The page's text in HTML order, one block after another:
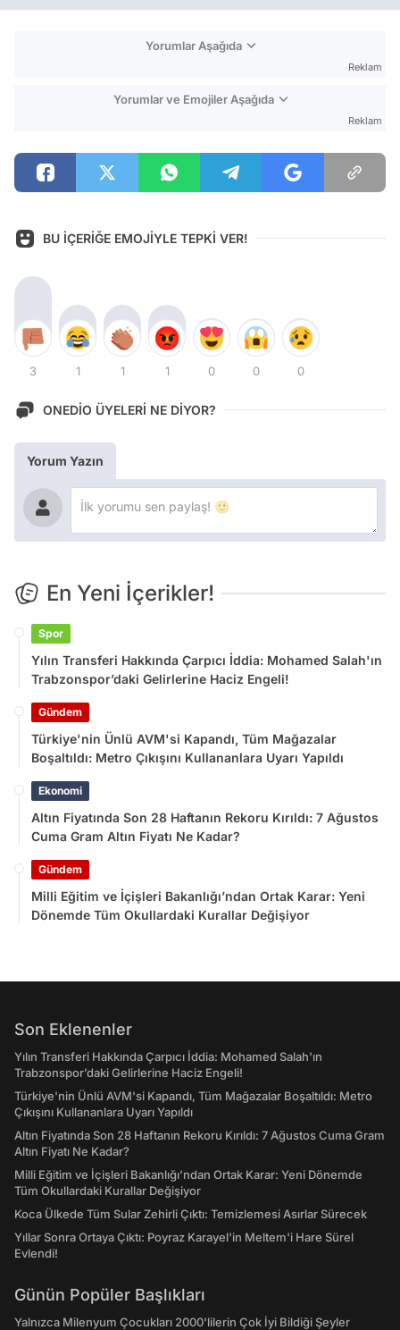
Yorumlar Aşağıda
Reklam
Yorumlar ve Emojiler Aşağıda
Reklam
BU İÇERİĞE EMOJİYLE TEPKİ VER!
3 1 1 1 0 0 0
ONEDİO ÜYELERİ NE DİYOR?
Yorum Yazın
En Yeni İçerikler!
Spor
Yılın Transferi Hakkında Çarpıcı İddia: Mohamed Salah'ın
Trabzonspor’daki Gelirlerine Haciz Engeli!
Gündem
Türkiye'nin Ünlü AVM'si Kapandı, Tüm Mağazalar
Boşaltıldı: Metro Çıkışını Kullananlara Uyarı Yapıldı
Ekonomi
Altın Fiyatında Son 28 Haftanın Rekoru Kırıldı: 7 Ağustos
Cuma Gram Altın Fiyatı Ne Kadar?
Gündem
Milli Eğitim ve İçişleri Bakanlığı’ndan Ortak Karar: Yeni
Dönemde Tüm Okullardaki Kurallar Değişiyor
Son Eklenenler
Yılın Transferi Hakkında Çarpıcı İddia: Mohamed Salah'ın
Trabzonspor’daki Gelirlerine Haciz Engeli!
Türkiye'nin Ünlü AVM'si Kapandı, Tüm Mağazalar Boşaltıldı: Metro
Çıkışını Kullananlara Uyarı Yapıldı
Altın Fiyatında Son 28 Haftanın Rekoru Kırıldı: 7 Ağustos Cuma Gram
Altın Fiyatı Ne Kadar?
Milli Eğitim ve İçişleri Bakanlığı’ndan Ortak Karar: Yeni Dönemde
Tüm Okullardaki Kurallar Değişiyor
Koca Ülkede Tüm Sular Zehirli Çıktı: Temizlemesi Asırlar Sürecek
Yıllar Sonra Ortaya Çıktı: Poyraz Karayel'in Meltem'i Hare Sürel
Evlendi!
Günün Popüler Başlıkları
Yalnızca Milenyum Çocukları 2000'lilerin Çok İyi Bildiği Şeyler